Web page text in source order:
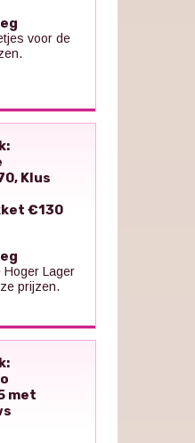
voor de
Klus
€130
Hoger Lager
prijzen.
met